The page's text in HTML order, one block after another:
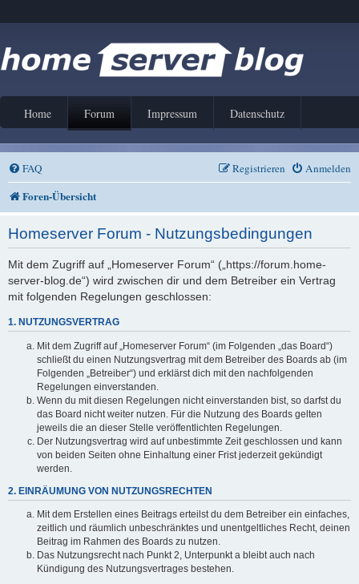
Home Forum Impressum Datenschutz
FAQ Anmelden
Registrieren
Foren-Übersicht
Homeserver Forum - Nutzungsbedingungen
Mit dem Zugriff auf „Homeserver Forum“ („https://forum.home-
server-blog.de“) wird zwischen dir und dem Betreiber ein Vertrag
mit folgenden Regelungen geschlossen:
1. NUTZUNGSVERTRAG
Mit dem Zugriff auf „Homeserver Forum“ (im Folgenden „das Board“)
schließt du einen Nutzungsvertrag mit dem Betreiber des Boards ab (im
Folgenden „Betreiber“) und erklärst dich mit den nachfolgenden
Regelungen einverstanden.
Wenn du mit diesen Regelungen nicht einverstanden bist, so darfst du
das Board nicht weiter nutzen. Für die Nutzung des Boards gelten
jeweils die an dieser Stelle veröffentlichten Regelungen.
Der Nutzungsvertrag wird auf unbestimmte Zeit geschlossen und kann
von beiden Seiten ohne Einhaltung einer Frist jederzeit gekündigt
werden.
2. EINRÄUMUNG VON NUTZUNGSRECHTEN
Mit dem Erstellen eines Beitrags erteilst du dem Betreiber ein einfaches,
zeitlich und räumlich unbeschränktes und unentgeltliches Recht, deinen
Beitrag im Rahmen des Boards zu nutzen.
Das Nutzungsrecht nach Punkt 2, Unterpunkt a bleibt auch nach
Kündigung des Nutzungsvertrages bestehen.